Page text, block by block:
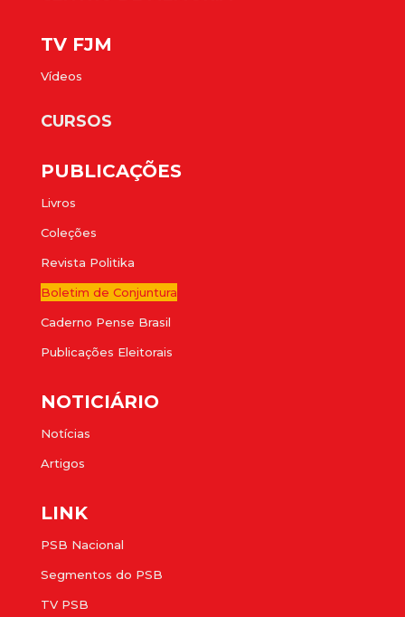
TV FJM
Vídeos
CURSOS
PUBLICAÇÕES
Livros
Coleções
Revista Politika
Boletim de Conjuntura
Caderno Pense Brasil
Publicações Eleitorais
NOTICIÁRIO
Notícias
Artigos
LINK
PSB Nacional
Segmentos do PSB
TV PSB